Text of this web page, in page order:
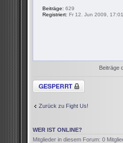
Beiträge: 629
Registriert: Fr 12. Jun 2009, 17:01
Beiträge
Thema gesperrt
Zurück zu Fight Us!
WER IST ONLINE?
Mitglieder in diesem Forum: 0